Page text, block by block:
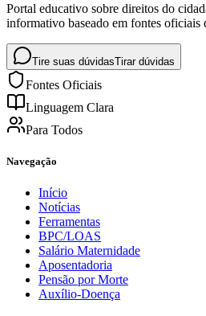
Portal educativo sobre direitos do
informativo baseado em fontes oficiais
Tire suas dúvidasTirar dúvidas
Fontes Oficiais
Linguagem Clara
Para Todos
Navegação
Início
Notícias
Ferramentas
BPC/LOAS
Salário Maternidade
Aposentadoria
Pensão por Morte
Auxílio-Doença